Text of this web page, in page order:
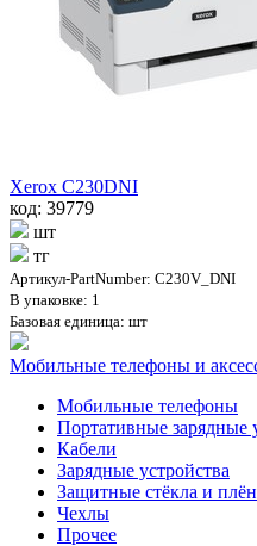
Xerox C230DNI
код: 39779
шт
тг
Артикул-PartNumber: C230V_DNI
В упаковке: 1
Базовая единица: шт
Мобильные телефоны и
Мобильные телефоны
Портативные зарядные
Кабели
Зарядные устройства
Защитные стёкла и
Чехлы
Прочее